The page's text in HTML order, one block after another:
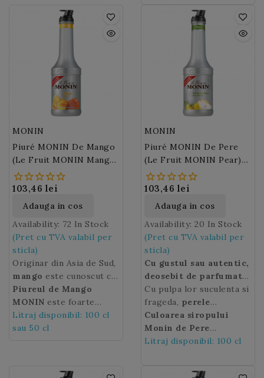
acestui fruct in
Piure MONIN de
, devenit
cocktailuri si in
gastronomie.
limonade sau deserturi.
MONIN
Piuré MONIN De Mango
(Le Fruit MONIN Mango)
100 Cl Sau 50 Cl
103,46 lei
Adauga in cos
Availability: 72 In Stock
(Pret cu TVA valabil per
sticla)
Originar din Asia de Sud,
mango este cunoscut ca
„marul tropicelor”,
deoarece este foarte
raspandit in majoritatea
regiunilor tropicale si
Piureul de Mango
MONIN este foarte
concentrat, preindulcit si
contine fructe si arome
Litraj disponibil: 100 cl
sau 50 cl
MONIN
Piuré MONIN De Pere
(Le Fruit MONIN Pear)
100 Cl
103,46 lei
Adauga in cos
Availability: 20 In Stock
(Pret cu TVA valabil per
sticla)
Cu gustul sau autentic,
deosebit de parfumat
si textura usor
granuloasa, Piureul
MONIN de Pere este
ideal pentru
prepararea de
Cu pulpa lor suculenta si
frageda, perele
Williams sunt astazi cel
mai apreciat soi de pere
din lume!Perele
Culoarea siropului
Monin de Pere
William’s: Auriu deschis
Litraj disponibil: 100 cl